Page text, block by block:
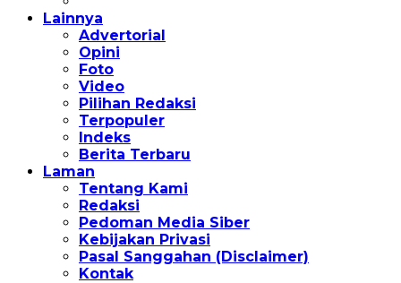
Lainnya
Advertorial
Opini
Foto
Video
Pilihan Redaksi
Terpopuler
Indeks
Berita Terbaru
Laman
Tentang Kami
Redaksi
Pedoman Media Siber
Kebijakan Privasi
Pasal Sanggahan (Disclaimer)
Kontak